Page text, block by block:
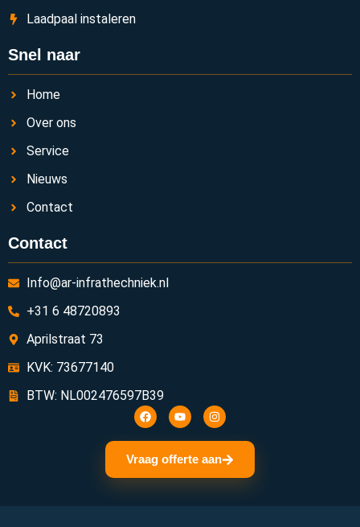
Laadpaal instaleren
Snel naar
Home
Over ons
Service
Nieuws
Contact
Contact
Info@ar-infrathechniek.nl
+31 6 48720893
Aprilstraat 73
KVK: 73677140
BTW: NL002476597B39
Vraag offerte aan